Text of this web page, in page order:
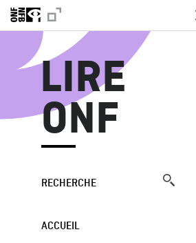
LIRE
ONF
RECHERCHE
ACCUEIL